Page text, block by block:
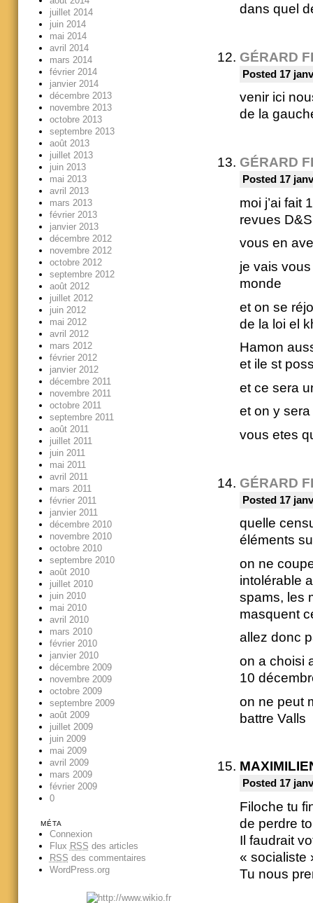
dans quel
GÉRARD
Posted 17
venir ici
de la
GÉRARD
Posted 17
moi j’ai fait
revues
vous en
je vais
monde
et on se
de la loi el
Hamon
et ile st
et ce sera
et on y
vous etes
GÉRARD
Posted 17
quelle
éléments
on ne
intolérable
spams, les
masquent
allez donc
on a choisi
10
on ne peut
battre Valls
Posted 17
Filoche tu
de perdre
Il faudrait
« socialiste
Tu nous
juillet 2014
juin 2014
mai 2014
avril 2014
mars 2014
février 2014
janvier 2014
décembre 2013
novembre 2013
octobre 2013
septembre 2013
août 2013
juillet 2013
juin 2013
mai 2013
avril 2013
mars 2013
février 2013
janvier 2013
décembre 2012
novembre 2012
octobre 2012
septembre 2012
août 2012
juillet 2012
juin 2012
mai 2012
avril 2012
mars 2012
février 2012
janvier 2012
décembre 2011
novembre 2011
octobre 2011
septembre 2011
août 2011
juillet 2011
juin 2011
mai 2011
avril 2011
mars 2011
février 2011
janvier 2011
décembre 2010
novembre 2010
octobre 2010
septembre 2010
août 2010
juillet 2010
juin 2010
mai 2010
avril 2010
mars 2010
février 2010
janvier 2010
décembre 2009
novembre 2009
octobre 2009
septembre 2009
août 2009
juillet 2009
juin 2009
mai 2009
avril 2009
mars 2009
février 2009
0
MÉTA
Connexion
Flux RSS des articles
RSS des commentaires
WordPress.org